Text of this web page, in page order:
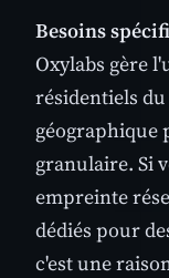
Besoins
Oxylabs gère
résidentiels
géographique
granulaire. Si
empreinte
dédiés pour
c'est une